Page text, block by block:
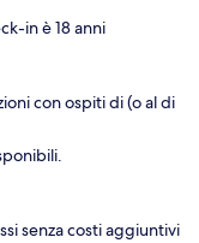
in è 18 anni
con ospiti di (o al di
senza costi aggiuntivi